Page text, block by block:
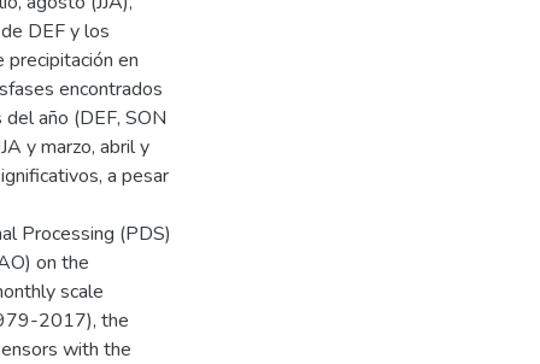
DEF y los
precipitación en
encontrados
año (DEF, SON
y marzo, abril y
a pesar
Processing (PDS)
on the
scale
2017), the
with the